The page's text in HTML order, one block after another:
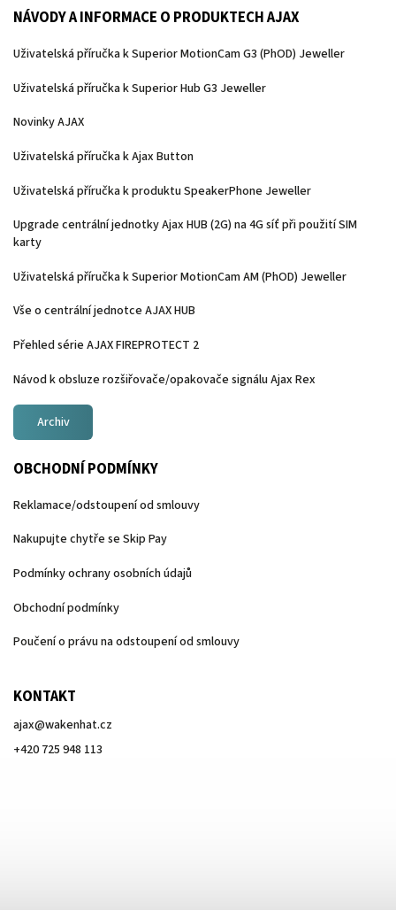
NÁVODY A INFORMACE O PRODUKTECH AJAX
Uživatelská příručka k Superior MotionCam G3 (PhOD) Jeweller
Uživatelská příručka k Superior Hub G3 Jeweller
Novinky AJAX
Uživatelská příručka k Ajax Button
Uživatelská příručka k produktu SpeakerPhone Jeweller
Upgrade centrální jednotky Ajax HUB (2G) na 4G síť při použití SIM
karty
Uživatelská příručka k Superior MotionCam AM (PhOD) Jeweller
Vše o centrální jednotce AJAX HUB
Přehled série AJAX FIREPROTECT 2
Návod k obsluze rozšiřovače/opakovače signálu Ajax Rex
Archiv
OBCHODNÍ PODMÍNKY
Reklamace/odstoupení od smlouvy
Nakupujte chytře se Skip Pay
Podmínky ochrany osobních údajů
Obchodní podmínky
Poučení o právu na odstoupení od smlouvy
KONTAKT
ajax@wakenhat.cz
+420 725 948 113